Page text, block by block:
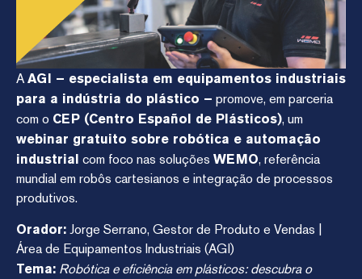
A AGI – especialista em equipamentos industriais
para a indústria do plástico – promove, em parceria
com o CEP (Centro Español de Plásticos), um
webinar gratuito sobre robótica e automação
industrial com foco nas soluções WEMO, referência
mundial em robôs cartesianos e integração de processos
produtivos.
Orador: Jorge Serrano, Gestor de Produto e Vendas |
Área de Equipamentos Industriais (AGI)
Tema: Robótica e eficiência em plásticos: descubra o